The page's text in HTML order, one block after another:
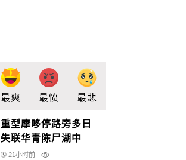
最爽 最愤 最悲
重型摩哆停路旁多日
失联华青陈尸湖中
21小时前